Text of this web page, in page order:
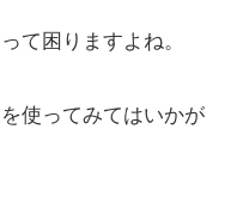
て困りますよね。
使ってみてはいかが